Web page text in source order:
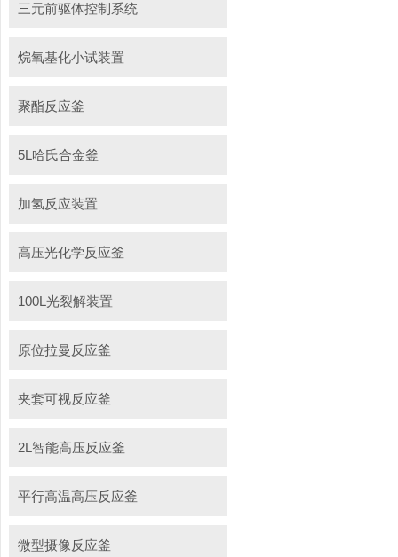
三元前驱体控制系统
烷氧基化小试装置
聚酯反应釜
5L哈氏合金釜
加氢反应装置
高压光化学反应釜
100L光裂解装置
原位拉曼反应釜
夹套可视反应釜
2L智能高压反应釜
平行高温高压反应釜
微型摄像反应釜